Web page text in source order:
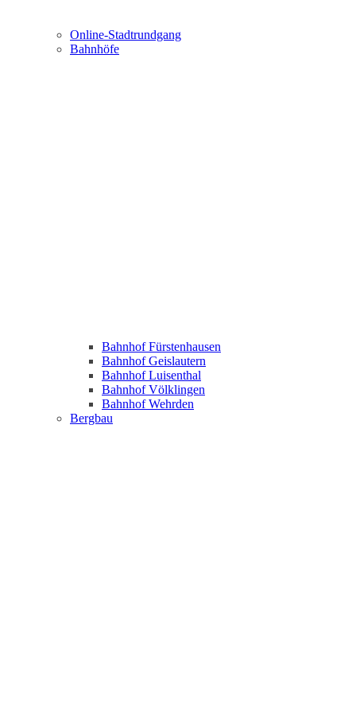
Online-Stadtrundgang
Bahnhöfe
Bahnhof Fürstenhausen
Bahnhof Geislautern
Bahnhof Luisenthal
Bahnhof Völklingen
Bahnhof Wehrden
Bergbau